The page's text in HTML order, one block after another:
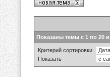
Показаны темы с 1 по 20
Критерий сортировки
Показать